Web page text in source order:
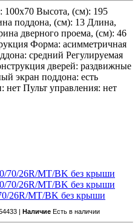
Высота, (см): 195
поддона, (см): 13 Длина,
дверного проема, (см): 46
Форма: асимметричная
средний Регулируемая
дверей: раздвижные
экран поддона: есть
Пульт управления: нет
26R/MT/BK без крыши
| Наличие Есть в наличии